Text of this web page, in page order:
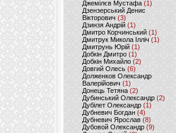
Джемілєв Мустафа (1)
Дзензерський Денис
Вікторович (3)
Дзинзя Андрій (1)
Дмитро Корчинський (1)
Дмитрук Микола Ілліч (1)
Дмитрунь Юрій (1)
Добкін Дмитро(1)
Добкін Михайло (2)
Довгий Олесь (6)
Долженков Олександр
Валерійович (1)
Донець Тетяна (2)
Дубинський Олександр(2)
Дубілет Олександр (1)
Дубневич Богдан (4)
Дубневич Ярослав (8)
Дубовой Олександр(9)